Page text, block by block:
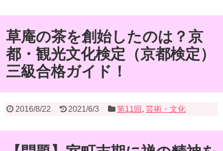
草庵の茶を創始したのは？京
都・観光文化検定（京都検定）
三級合格ガイド！
2016/8/22 2021/6/3 第11回 ,芸術・文化